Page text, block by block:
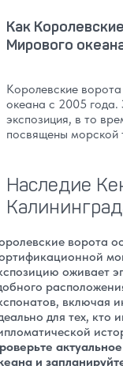
Как
Мирового
Королевские
океана с 2005 года.
экспозиция, в то
посвящены морской
Наследие
ворота
оживает
включая
для тех, кто
и